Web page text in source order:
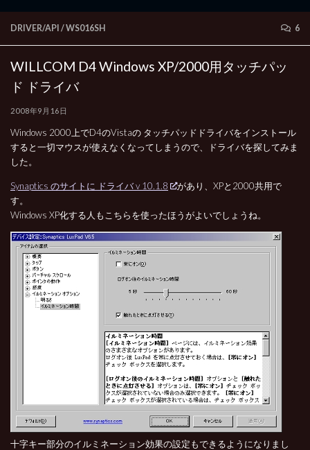
DRIVER/API /WS016SH 6
WILLCOM D4 Windows XP/2000用タッチパッ
ド ドライバ
2008年9月16日
Windows 2000上でD4のVistaの タッチパッドドライバをインストール
すると一切マウスが使えなくなってしまうので、ドライバを探してみま
した。
Synaptics のサイトに ドライバ v 10.1.8
があり、XPと2000共用で
す。
Windows XP化する人もこちらを使ったほうがよいでしょうね。
十字キー部分のイルミネーション効果の設定もできるようになりまし